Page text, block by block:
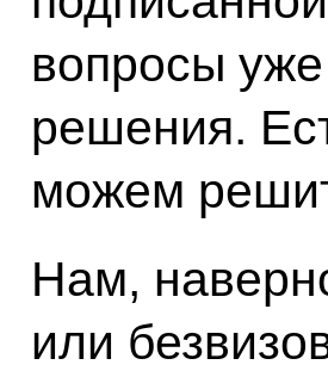
вопросы
решения.
можем
Нам,
или